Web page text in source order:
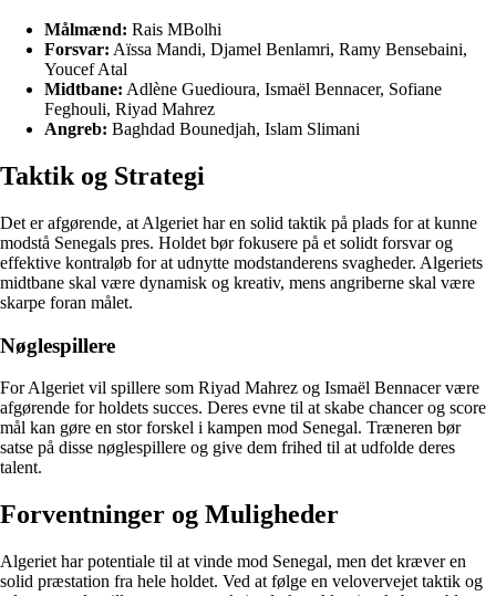
Målmænd: Rais MBolhi
Forsvar: Aïssa Mandi, Djamel Benlamri, Ramy Bensebaini,
Youcef Atal
Midtbane: Adlène Guedioura, Ismaël Bennacer, Sofiane
Feghouli, Riyad Mahrez
Angreb: Baghdad Bounedjah, Islam Slimani
Taktik og Strategi
Det er afgørende, at Algeriet har en solid taktik på plads for at kunne
modstå Senegals pres. Holdet bør fokusere på et solidt forsvar og
effektive kontraløb for at udnytte modstanderens svagheder. Algeriets
midtbane skal være dynamisk og kreativ, mens angriberne skal være
skarpe foran målet.
Nøglespillere
For Algeriet vil spillere som Riyad Mahrez og Ismaël Bennacer være
afgørende for holdets succes. Deres evne til at skabe chancer og score
mål kan gøre en stor forskel i kampen mod Senegal. Træneren bør
satse på disse nøglespillere og give dem frihed til at udfolde deres
talent.
Forventninger og Muligheder
Algeriet har potentiale til at vinde mod Senegal, men det kræver en
solid præstation fra hele holdet. Ved at følge en velovervejet taktik og